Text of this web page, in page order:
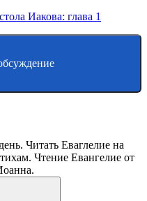
Иакова: глава 1
Читать Еваглелие на
Чтение Евангелие от